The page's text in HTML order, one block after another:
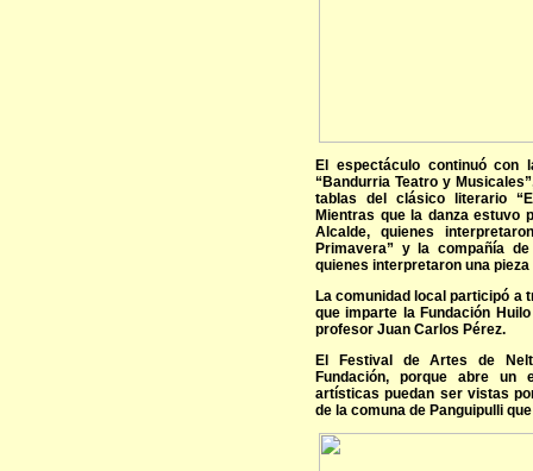
El espectáculo continuó con
“Bandurria Teatro y
tablas del clásico literario
Mientras que la danza estuvo
Alcalde, quienes
Primavera” y la compañía
quienes interpretaron una
La comunidad local participó a
que imparte la Fundación
profesor Juan Carlos Pérez.
El Festival de Artes de
Fundación, porque abre un
artísticas puedan ser vistas
de la comuna de Panguipulli